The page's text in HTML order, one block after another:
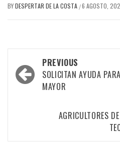
BYDESPERTAR DE LA COSTA /6 AGOSTO,
Post
navigation
PREVIOUS
SOLICITAN AYUDA
MAYOR
AGRICULTORES